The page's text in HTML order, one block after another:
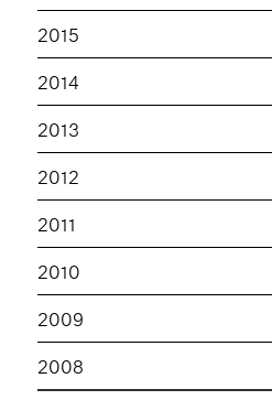
2015
2014
2013
2012
2011
2010
2009
2008